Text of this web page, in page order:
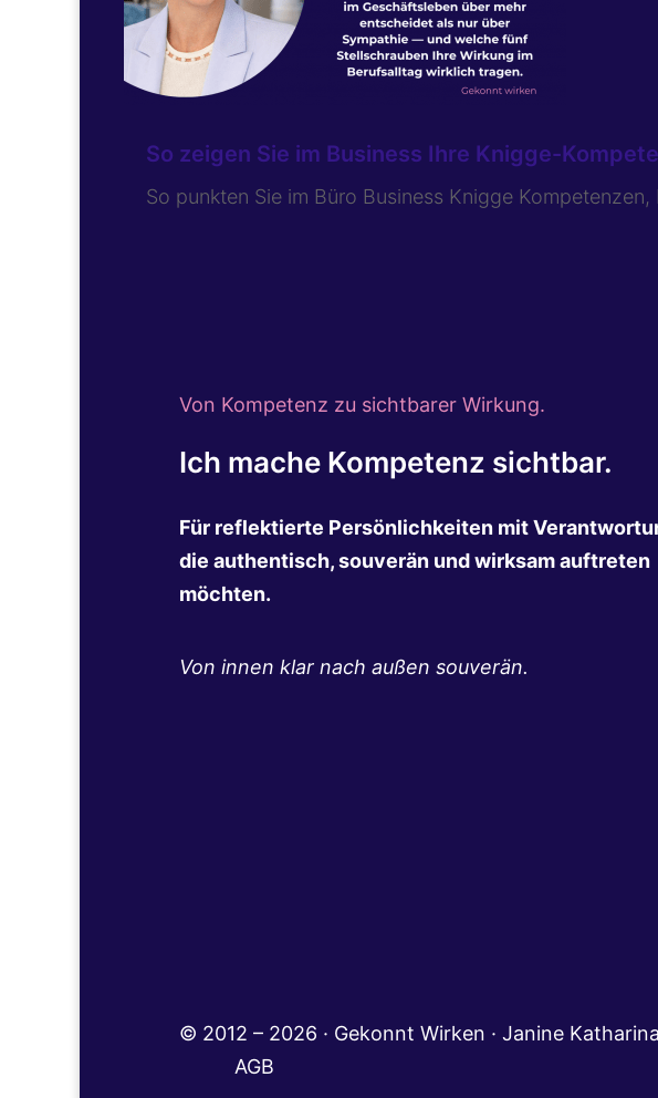
So zeigen Sie im Business Ihre Knigge-
So punkten Sie im Büro Business Knigge
Von Kompetenz zu sichtbarer Wirkung.
Ich mache Kompetenz sichtbar.
Für reflektierte Persönlichkeiten mit
die authentisch, souverän und wirksam auftreten
möchten.
Von innen klar nach außen souverän.
© 2012 – 2026 · Gekonnt Wirken · Janine
AGB